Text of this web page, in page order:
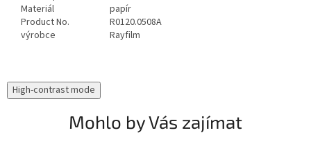
Materiál
papír
Product No.
R0120.0508A
výrobce
Rayfilm
High-contrast mode
Mohlo by Vás zajímat